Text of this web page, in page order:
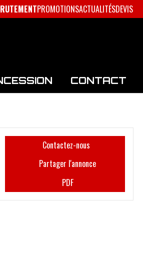
PROMOTIONSACTUALITÉSDEVIS
CONTACT
Contactez-nous
Partager l'annonce
PDF